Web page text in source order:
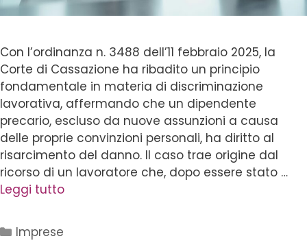
Con l’ordinanza n. 3488 dell’11 febbraio 2025, la
Corte di Cassazione ha ribadito un principio
fondamentale in materia di discriminazione
lavorativa, affermando che un dipendente
precario, escluso da nuove assunzioni a causa
delle proprie convinzioni personali, ha diritto al
risarcimento del danno. Il caso trae origine dal
ricorso di un lavoratore che, dopo essere stato …
Leggi tutto
Imprese